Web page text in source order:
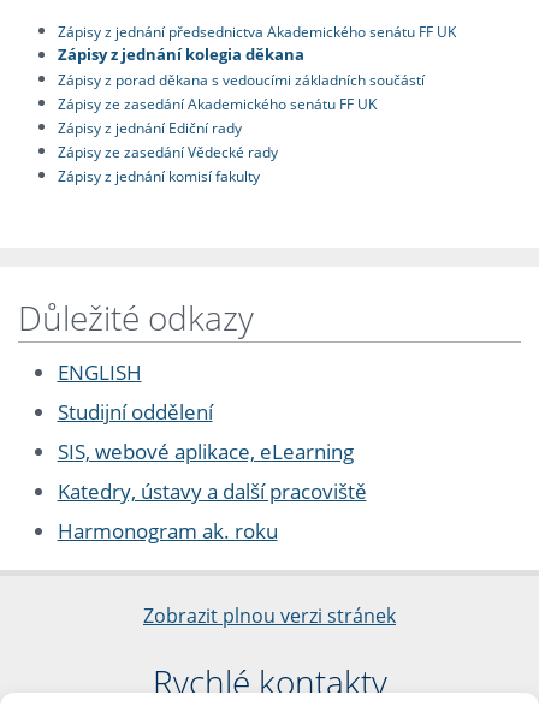
Zápisy z jednání předsednictva Akademického senátu FF UK
Zápisy z jednání kolegia děkana
Zápisy z porad děkana s vedoucími základních součástí
Zápisy ze zasedání Akademického senátu FF UK
Zápisy z jednání Ediční rady
Zápisy ze zasedání Vědecké rady
Zápisy z jednání komisí fakulty
Důležité odkazy
ENGLISH
Studijní oddělení
SIS, webové aplikace, eLearning
Katedry, ústavy a další pracoviště
Harmonogram ak. roku
Zobrazit plnou verzi stránek
Rychlé kontakty